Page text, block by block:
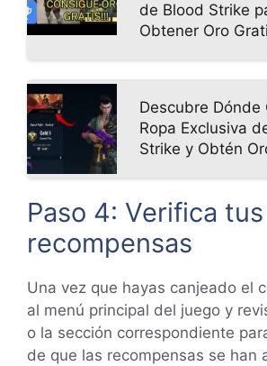
de Blood Strike
Obtener Oro
Descubre Dónde
Ropa Exclusiva
Strike y Obtén
Paso 4: Verifica tus
recompensas
Una vez que hayas canjeado el
al menú principal del juego y
o la sección correspondiente
de que las recompensas se han